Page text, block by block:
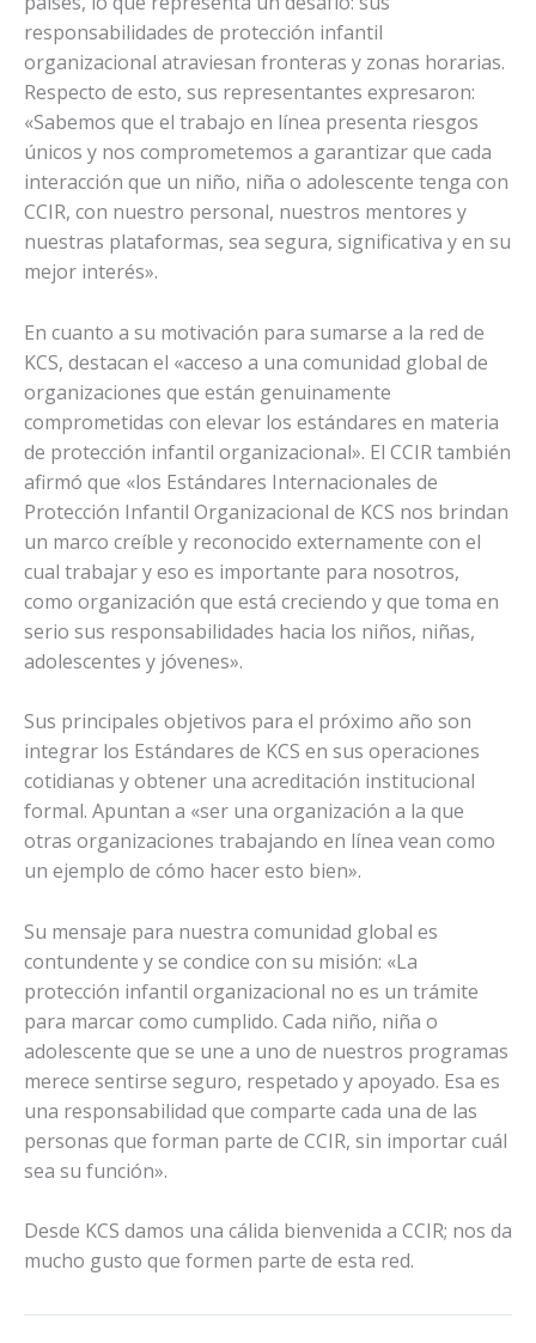
responsabilidades de protección infantil
organizacional atraviesan fronteras y zonas horarias.
Respecto de esto, sus representantes expresaron:
«Sabemos que el trabajo en línea presenta riesgos
únicos y nos comprometemos a garantizar que cada
interacción que un niño, niña o adolescente tenga con
CCIR, con nuestro personal, nuestros mentores y
nuestras plataformas, sea segura, significativa y en su
mejor interés».
En cuanto a su motivación para sumarse a la red de
KCS, destacan el «acceso a una comunidad global de
organizaciones que están genuinamente
comprometidas con elevar los estándares en materia
de protección infantil organizacional». El CCIR también
afirmó que «los Estándares Internacionales de
Protección Infantil Organizacional de KCS nos brindan
un marco creíble y reconocido externamente con el
cual trabajar y eso es importante para nosotros,
como organización que está creciendo y que toma en
serio sus responsabilidades hacia los niños, niñas,
adolescentes y jóvenes».
Sus principales objetivos para el próximo año son
integrar los Estándares de KCS en sus operaciones
cotidianas y obtener una acreditación institucional
formal. Apuntan a «ser una organización a la que
otras organizaciones trabajando en línea vean como
un ejemplo de cómo hacer esto bien».
Su mensaje para nuestra comunidad global es
contundente y se condice con su misión: «La
protección infantil organizacional no es un trámite
para marcar como cumplido. Cada niño, niña o
adolescente que se une a uno de nuestros programas
merece sentirse seguro, respetado y apoyado. Esa es
una responsabilidad que comparte cada una de las
personas que forman parte de CCIR, sin importar cuál
sea su función».
Desde KCS damos una cálida bienvenida a CCIR; nos da
mucho gusto que formen parte de esta red.